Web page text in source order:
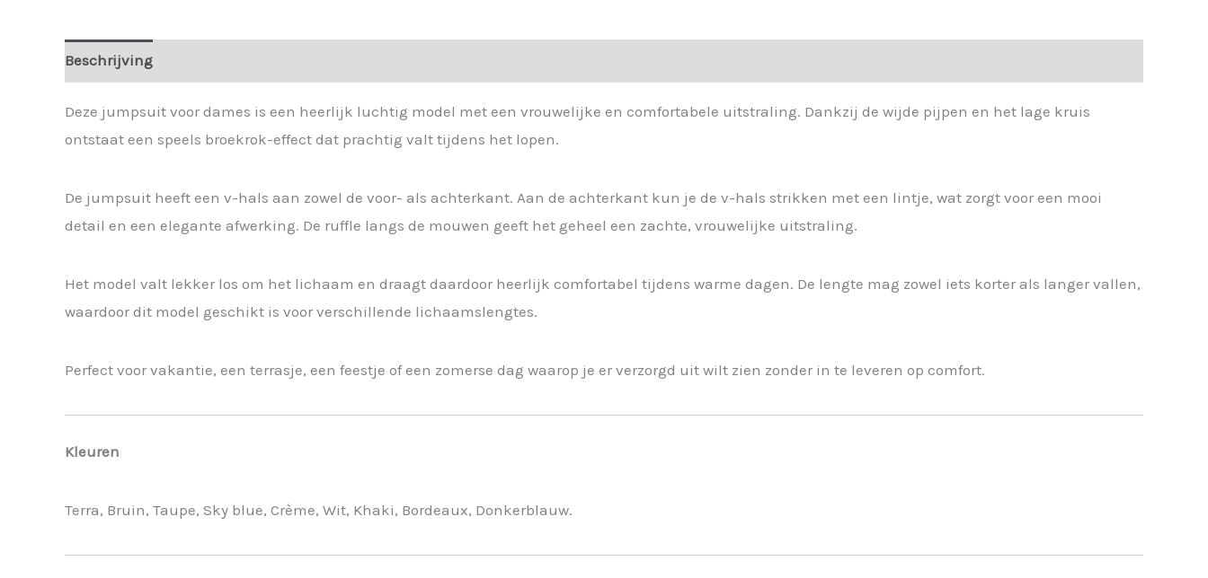
Beschrijving
Deze jumpsuit voor dames is een heerlijk luchtig model met een vrouwelijke en comfortabele uitstraling. Dankzij de wijde pijpen en het lage kruis
ontstaat een speels broekrok-effect dat prachtig valt tijdens het lopen.
De jumpsuit heeft een v-hals aan zowel de voor- als achterkant. Aan de achterkant kun je de v-hals strikken met een lintje, wat zorgt voor een mooi
detail en een elegante afwerking. De ruffle langs de mouwen geeft het geheel een zachte, vrouwelijke uitstraling.
Het model valt lekker los om het lichaam en draagt daardoor heerlijk comfortabel tijdens warme dagen. De lengte mag zowel iets korter als langer vallen,
waardoor dit model geschikt is voor verschillende lichaamslengtes.
Perfect voor vakantie, een terrasje, een feestje of een zomerse dag waarop je er verzorgd uit wilt zien zonder in te leveren op comfort.
Kleuren
Terra, Bruin, Taupe, Sky blue, Crème, Wit, Khaki, Bordeaux, Donkerblauw.